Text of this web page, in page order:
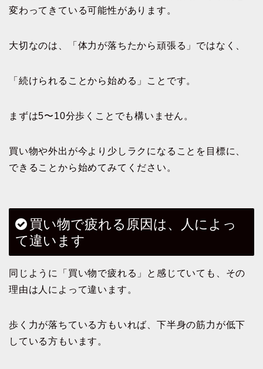
変わってきている可能性があります。
大切なのは、「体力が落ちたから頑張る」ではなく、
「続けられることから始める」ことです。
まずは5〜10分歩くことでも構いません。
買い物や外出が今より少しラクになることを目標に、
できることから始めてみてください。
買い物で疲れる原因は、人によっ
て違います
同じように「買い物で疲れる」と感じていても、その
理由は人によって違います。
歩く力が落ちている方もいれば、下半身の筋力が低下
している方もいます。